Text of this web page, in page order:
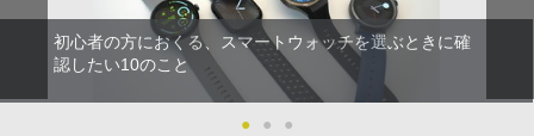
初心者の方におくる、スマートウォッチを選ぶときに確
認したい10のこと
● ● ●